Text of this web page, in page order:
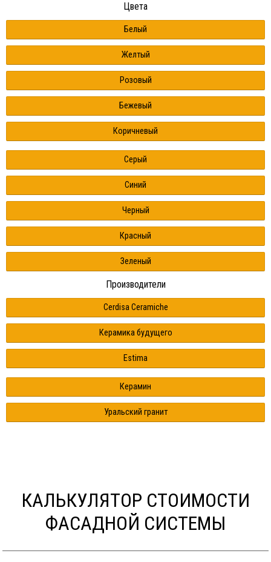
Цвета
Белый
Желтый
Розовый
Бежевый
Коричневый
Серый
Синий
Черный
Красный
Зеленый
Производители
Cerdisa Ceramiche
Керамика будущего
Estima
Керамин
Уральский гранит
КАЛЬКУЛЯТОР СТОИМОСТИ
ФАСАДНОЙ СИСТЕМЫ